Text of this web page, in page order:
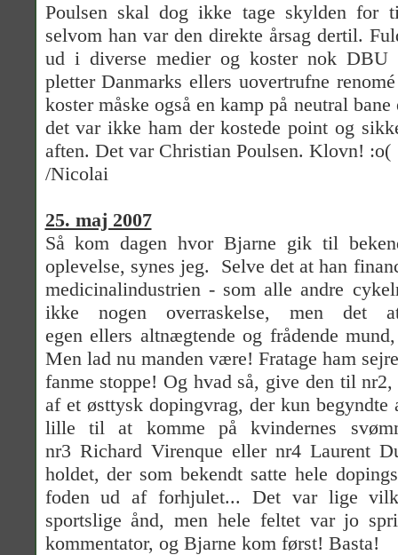
Poulsen skal dog ikke tage skylden for
selvom han var den direkte årsag dertil.
ud i diverse medier og koster nok DBU
pletter Danmarks ellers uovertrufne
koster måske også en kamp på neutral
det var ikke ham der kostede point og
aften. Det var Christian Poulsen. Klovn! :o(
/Nicolai
25. maj 2007
Så kom dagen hvor Bjarne gik til
oplevelse, synes jeg. Selve det at han
medicinalindustrien - som alle andre
ikke nogen overraskelse, men det
egen ellers altnægtende og frådende
Men lad nu manden være! Fratage ham
fanme stoppe! Og hvad så, give den til
af et østtysk dopingvrag, der kun
lille til at komme på kvindernes
nr3 Richard Virenque eller nr4 Laurent
holdet, der som bekendt satte hele
foden ud af forhjulet... Det var lige
sportslige ånd, men hele feltet var jo
kommentator, og Bjarne kom først! Basta!